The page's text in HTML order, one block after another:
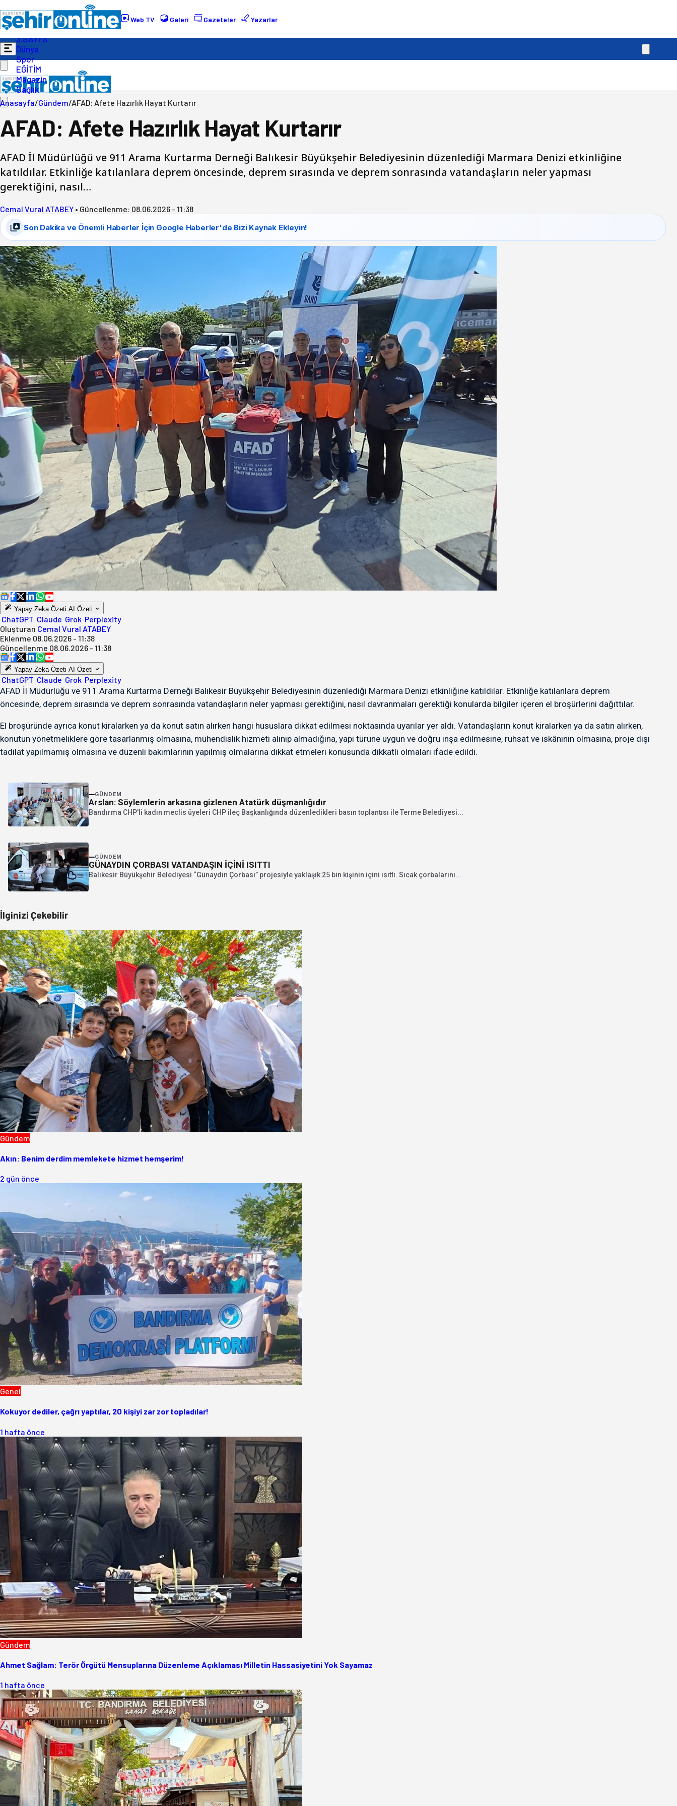
Web TV Galeri Gazeteler Yazarlar
Gündem
Ekonomi
Politika
3.SAYFA
Dünya
Spor
EĞİTİM
Magazin
Sağlık
Anasayfa/Gündem/AFAD: Afete Hazırlık Hayat Kurtarır
AFAD: Afete Hazırlık Hayat Kurtarır
AFAD İl Müdürlüğü ve 911 Arama Kurtarma Derneği Balıkesir Büyükşehir Belediyesinin düzenlediği Marmara Denizi etkinliğine
katıldılar. Etkinliğe katılanlara deprem öncesinde, deprem sırasında ve deprem sonrasında vatandaşların neler yapması
gerektiğini, nasıl…
Cemal Vural ATABEY • Güncellenme: 08.06.2026 - 11:38
Son Dakika ve Önemli Haberler İçin Google Haberler'de Bizi Kaynak Ekleyin!
Yapay Zeka Özeti AI Özeti
ChatGPT Claude Grok Perplexity
Oluşturan Cemal Vural ATABEY
Eklenme 08.06.2026 - 11:38
Güncellenme 08.06.2026 - 11:38
Yapay Zeka Özeti AI Özeti
ChatGPT Claude Grok Perplexity
AFAD İl Müdürlüğü ve 911 Arama Kurtarma Derneği Balıkesir Büyükşehir Belediyesinin düzenlediği Marmara Denizi etkinliğine katıldılar. Etkinliğe katılanlara deprem
öncesinde, deprem sırasında ve deprem sonrasında vatandaşların neler yapması gerektiğini, nasıl davranmaları gerektiği konularda bilgiler içeren el broşürlerini dağıttılar.
El broşüründe ayrıca konut kiralarken ya da konut satın alırken hangi hususlara dikkat edilmesi noktasında uyarılar yer aldı. Vatandaşların konut kiralarken ya da satın alırken,
konutun yönetmeliklere göre tasarlanmış olmasına, mühendislik hizmeti alınıp almadığına, yapı türüne uygun ve doğru inşa edilmesine, ruhsat ve iskânının olmasına, proje dışı
tadilat yapılmamış olmasına ve düzenli bakımlarının yapılmış olmalarına dikkat etmeleri konusunda dikkatli olmaları ifade edildi.
GÜNDEM
Arslan: Söylemlerin arkasına gizlenen Atatürk düşmanlığıdır
Bandırma CHP'li kadın meclis üyeleri CHP ileç Başkanlığında düzenledikleri basın toplantısı ile Terme Belediyesi...
GÜNDEM
GÜNAYDIN ÇORBASI VATANDAŞIN İÇİNİ ISITTI
Balıkesir Büyükşehir Belediyesi “Günaydın Çorbası” projesiyle yaklaşık 25 bin kişinin içini ısıttı. Sıcak çorbalarını...
İlginizi Çekebilir
Gündem
Akın: Benim derdim memlekete hizmet hemşerim!
2 gün önce
Genel
Kokuyor dediler, çağrı yaptılar, 20 kişiyi zar zor topladılar!
1 hafta önce
Gündem
Ahmet Sağlam: Terör Örgütü Mensuplarına Düzenleme Açıklaması Milletin Hassasiyetini Yok Sayamaz
1 hafta önce